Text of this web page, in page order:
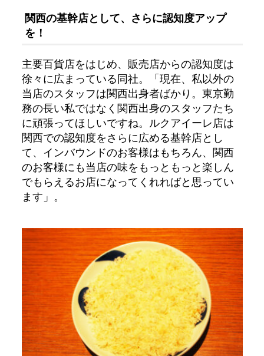
関西の基幹店として、さらに認知度アップ
を！
主要百貨店をはじめ、販売店からの認知度は
徐々に広まっている同社。「現在、私以外の
当店のスタッフは関西出身者ばかり。東京勤
務の長い私ではなく関西出身のスタッフたち
に頑張ってほしいですね。ルクアイーレ店は
関西での認知度をさらに広める基幹店とし
て、インバウンドのお客様はもちろん、関西
のお客様にも当店の味をもっともっと楽しん
でもらえるお店になってくれればと思ってい
ます」。